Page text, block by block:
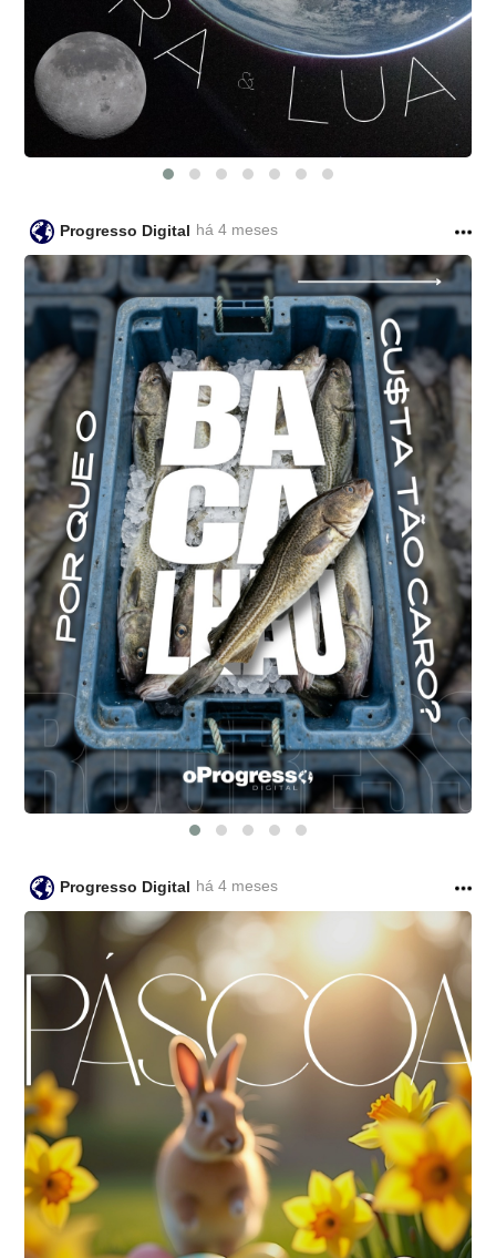
Progresso Digital há 4 meses
Progresso Digital há 4 meses